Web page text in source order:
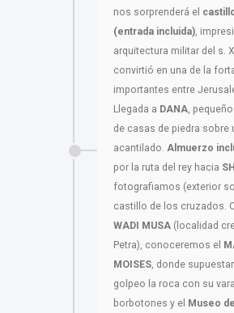
nos sorprenderá el
(entrada incluida),
arquitectura militar del s.
convirtió en una de la
importantes entre
Llegada a DANA,
de casas de piedra sobre
acantilado. Almuerzo
por la ruta del rey hacia
fotografiamos (exterior
castillo de los cruzados.
WADI MUSA (localidad
Petra), conoceremos el
MOISES, donde
golpeo la roca con su
borbotones y el Museo